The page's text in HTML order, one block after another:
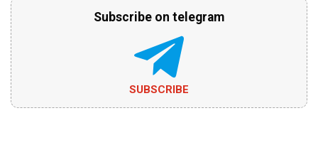
Subscribe on telegram
SUBSCRIBE